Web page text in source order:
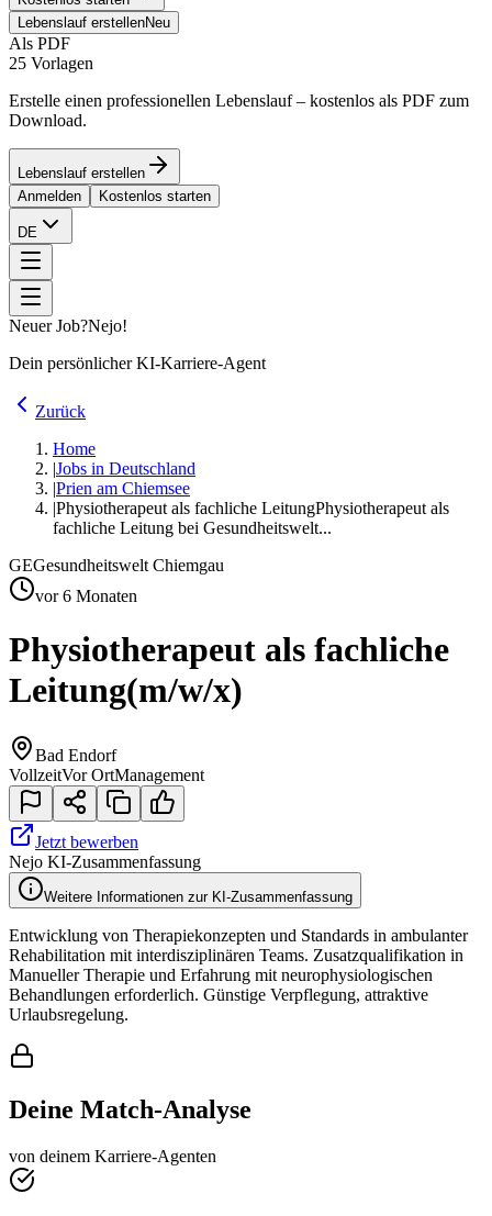
Lebenslauf erstellenNeu
Als PDF
25 Vorlagen
Erstelle einen professionellen Lebenslauf – kostenlos als PDF zum
Download.
Lebenslauf erstellen
Anmelden
Kostenlos starten
DE
Neuer Job?Nejo!
Dein persönlicher KI-Karriere-Agent
Zurück
Home
|Jobs in Deutschland
|Prien am Chiemsee
|Physiotherapeut als fachliche LeitungPhysiotherapeut als
fachliche Leitung bei Gesundheitswelt...
GEGesundheitswelt Chiemgau
vor 6 Monaten
Physiotherapeut als fachliche
Leitung(m/w/x)
Bad Endorf
VollzeitVor OrtManagement
Jetzt bewerben
Nejo KI-Zusammenfassung
Weitere Informationen zur KI-Zusammenfassung
Entwicklung von Therapiekonzepten und Standards in ambulanter
Rehabilitation mit interdisziplinären Teams. Zusatzqualifikation in
Manueller Therapie und Erfahrung mit neurophysiologischen
Behandlungen erforderlich. Günstige Verpflegung, attraktive
Urlaubsregelung.
Deine Match-Analyse
von deinem Karriere-Agenten